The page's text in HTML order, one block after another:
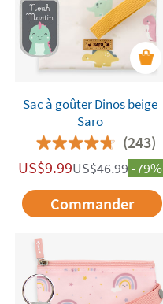
Sac à goûter Dinos beige
Saro
(243)
US$9.99US$46.99-79%
Commander